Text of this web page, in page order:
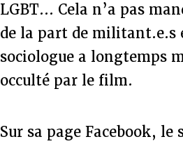
LGBT... Cela n’a pas
de la part de militant.e.s
sociologue a longtemps
occulté par le film.
Sur sa page Facebook,